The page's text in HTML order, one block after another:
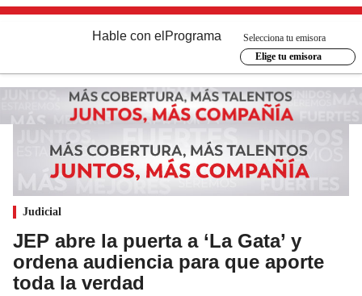
Hable con el Programa
Selecciona tu emisora
Elige tu emisora
Judicial
JEP abre la puerta a ‘La Gata’ y
ordena audiencia para que aporte
toda la verdad